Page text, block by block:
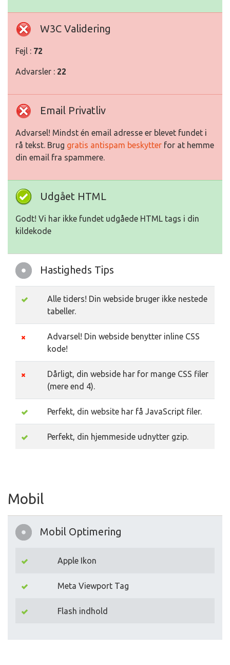
W3C Validering
Fejl : 72
Advarsler : 22
Email Privatliv
Advarsel! Mindst én email adresse er blevet fundet i
rå tekst. Brug gratis antispam beskytter for at hemme
din email fra spammere.
Udgået HTML
Godt! Vi har ikke fundet udgåede HTML tags i din
kildekode
Hastigheds Tips
Alle tiders! Din webside bruger ikke nestede
tabeller.
Advarsel! Din webside benytter inline CSS
kode!
Dårligt, din webside har for mange CSS filer
(mere end 4).
Perfekt, din website har få JavaScript filer.
Perfekt, din hjemmeside udnytter gzip.
Mobil
Mobil Optimering
Apple Ikon
Meta Viewport Tag
Flash indhold